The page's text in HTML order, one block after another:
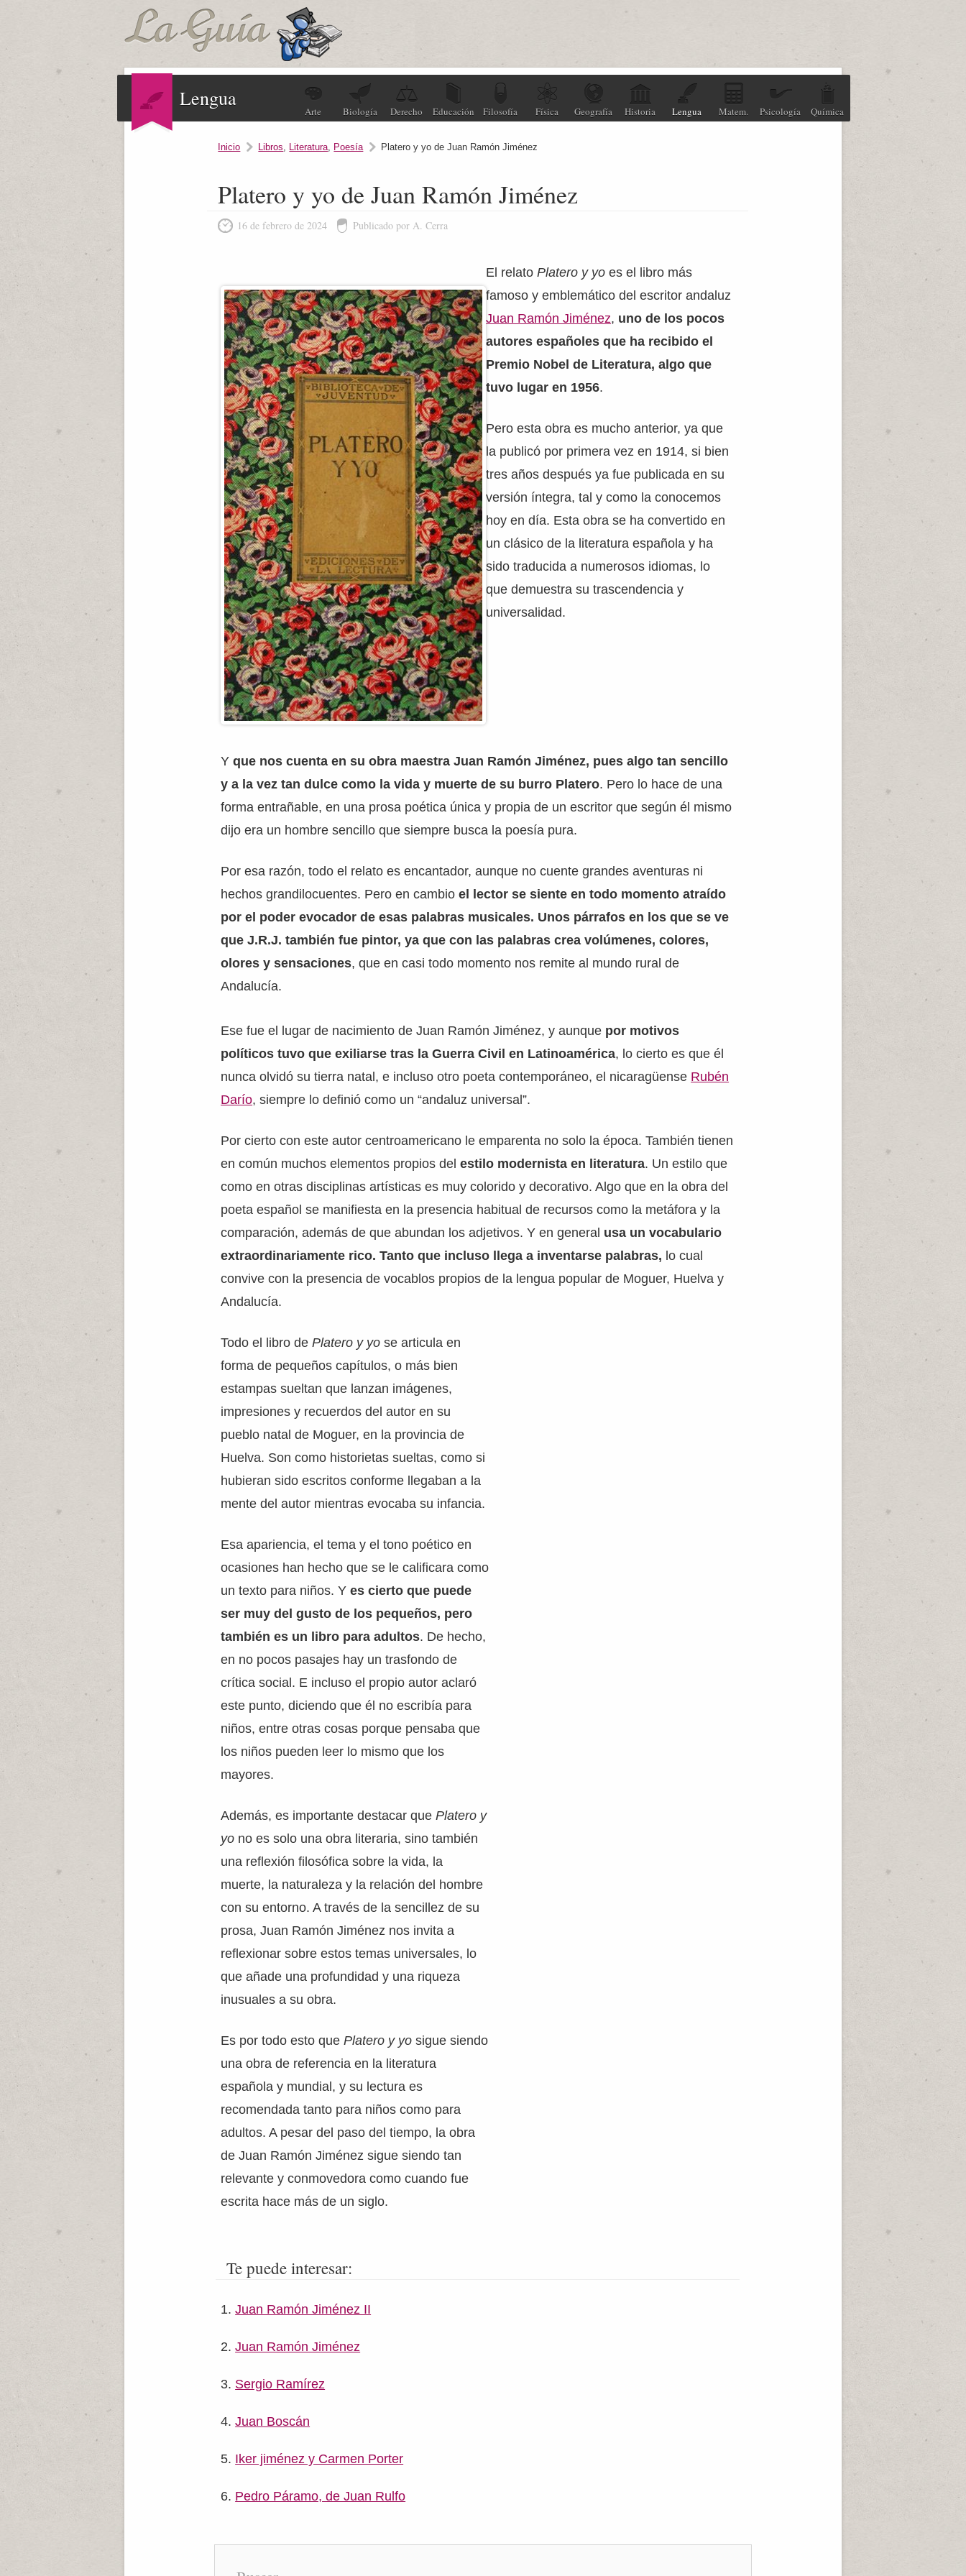
Lengua
Arte Biología Derecho Educación Filosofía Física Geografía Historia Lengua Matem. Psicología Química
Inicio Libros, Literatura, Poesía Platero y yo de Juan Ramón Jiménez
Platero y yo de Juan Ramón Jiménez
16 de febrero de 2024 Publicado por A. Cerra
El relatoPlatero y yo es el libro más
famoso y emblemático del escritor andaluz
Juan Ramón Jiménez, uno de los pocos
autores españoles que ha recibido el
Premio Nobel de Literatura, algo que
tuvo lugar en 1956.
Pero esta obra es mucho anterior, ya que
la publicó por primera vez en 1914, si bien
tres años después ya fue publicada en su
versión íntegra, tal y como la conocemos
hoy en día. Esta obra se ha convertido en
un clásico de la literatura española y ha
sido traducida a numerosos idiomas, lo
que demuestra su trascendencia y
universalidad.
Yque nos cuenta en su obra maestra Juan Ramón Jiménez, pues algo tan sencillo
y a la vez tan dulce como la vida y muerte de su burro Platero. Pero lo hace de una
forma entrañable, en una prosa poética única y propia de un escritor que según él mismo
dijo era un hombre sencillo que siempre busca la poesía pura.
Por esa razón, todo el relato es encantador, aunque no cuente grandes aventuras ni
hechos grandilocuentes. Pero en cambioel lector se siente en todo momento atraído
por el poder evocador de esas palabras musicales. Unos párrafos en los que se ve
que J.R.J. también fue pintor, ya que con las palabras crea volúmenes, colores,
olores y sensaciones, que en casi todo momento nos remite al mundo rural de
Andalucía.
Ese fue el lugar de nacimiento de Juan Ramón Jiménez, y aunque por motivos
políticos tuvo que exiliarse tras la Guerra Civil en Latinoamérica, lo cierto es que él
nunca olvidó su tierra natal, e incluso otro poeta contemporáneo, el nicaragüense Rubén
Darío, siempre lo definió como un “andaluz universal”.
Por cierto con este autor centroamericano le emparenta no solo la época. También tienen
en común muchos elementos propios delestilo modernista en literatura. Un estilo que
como en otras disciplinas artísticas es muy colorido y decorativo. Algo que en la obra del
poeta español se manifiesta en la presencia habitual de recursos como la metáfora y la
comparación, además de que abundan los adjetivos. Y en general usa un vocabulario
extraordinariamente rico. Tanto que incluso llega a inventarse palabras, lo cual
convive con la presencia de vocablos propios de la lengua popular de Moguer, Huelva y
Andalucía.
Todo el libro dePlatero y yo se articula en
forma de pequeños capítulos, o más bien
estampas sueltan que lanzan imágenes,
impresiones y recuerdos del autor en su
pueblo natal de Moguer, en la provincia de
Huelva. Son como historietas sueltas, como si
hubieran sido escritos conforme llegaban a la
mente del autor mientras evocaba su infancia.
Esa apariencia, el tema y el tono poético en
ocasiones han hecho que se le calificara como
un texto para niños. Yes cierto que puede
ser muy del gusto de los pequeños, pero
también es un libro para adultos. De hecho,
en no pocos pasajes hay un trasfondo de
crítica social. E incluso el propio autor aclaró
este punto, diciendo que él no escribía para
niños, entre otras cosas porque pensaba que
los niños pueden leer lo mismo que los
mayores.
Además, es importante destacar quePlatero y
yo no es solo una obra literaria, sino también
una reflexión filosófica sobre la vida, la
muerte, la naturaleza y la relación del hombre
con su entorno. A través de la sencillez de su
prosa, Juan Ramón Jiménez nos invita a
reflexionar sobre estos temas universales, lo
que añade una profundidad y una riqueza
inusuales a su obra.
Es por todo esto quePlatero y yo sigue siendo
una obra de referencia en la literatura
española y mundial, y su lectura es
recomendada tanto para niños como para
adultos. A pesar del paso del tiempo, la obra
de Juan Ramón Jiménez sigue siendo tan
relevante y conmovedora como cuando fue
escrita hace más de un siglo.
Te puede interesar:
Juan Ramón Jiménez II
Juan Ramón Jiménez
Sergio Ramírez
Juan Boscán
Iker jiménez y Carmen Porter
Pedro Páramo, de Juan Rulfo